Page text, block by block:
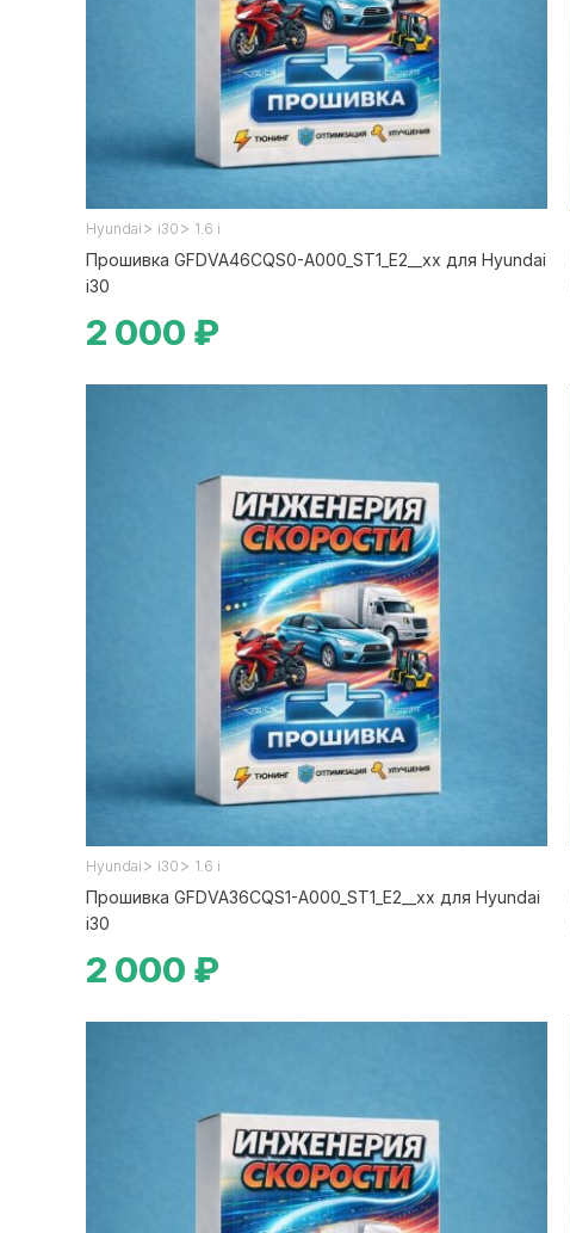
Hyundai > i30 > 1.6 i
Прошивка GFDVA46CQS0-A000_ST1_E2__xx для Hyundai
i30
2 000 ₽
Hyundai > i30 > 1.6 i
Прошивка GFDVA36CQS1-A000_ST1_E2__xx для Hyundai
i30
2 000 ₽